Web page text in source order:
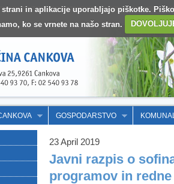
strani in aplikacije uporabljajo piškotke.
ko se vrnete na našo stran.
GOSPODARSTVO
23 April 2019
Javni razpis o
programov in